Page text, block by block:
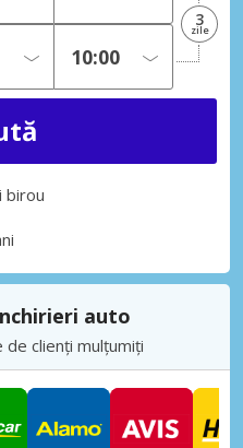
3
zile
birou
auto
clienți mulțumiți